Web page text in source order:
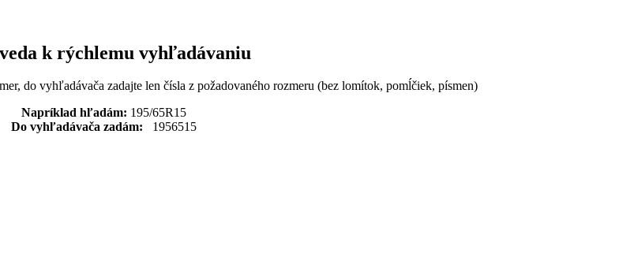
k rýchlemu vyhľadávaniu
do vyhľadávača zadajte len čísla z požadovaného rozmeru (bez lomítok, pomĺčiek, písmen)
Napríklad hľadám: 195/65R15
Do vyhľadávača zadám: 1956515